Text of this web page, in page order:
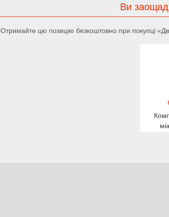
Ви
Отримайте цю позицію безкоштовно при покупці